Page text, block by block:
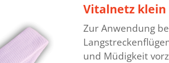
Vitalnetz klein
Zur Anwendung
und Müdigkeit